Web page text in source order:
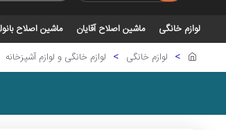
لوازم خانگی ماشین اصلاح آقایان ماشین اصلاح
لوازم خانگی
لوازم خانگی و لوازم آشپزخانه